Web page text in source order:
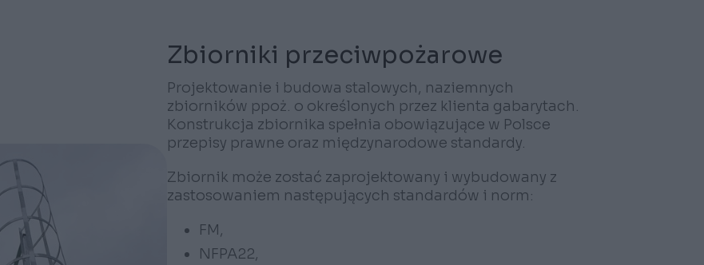
Zbiorniki przeciwpożarowe
Projektowanie i budowa stalowych, naziemnych
zbiorników ppoż. o określonych przez klienta gabarytach.
Konstrukcja zbiornika spełnia obowiązujące w Polsce
przepisy prawne oraz międzynarodowe standardy.
Zbiornik może zostać zaprojektowany i wybudowany z
zastosowaniem następujących standardów i norm:
FM,
NFPA22,